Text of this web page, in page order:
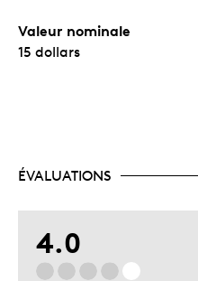
Valeur nominale
15 dollars
ÉVALUATIONS
4.0